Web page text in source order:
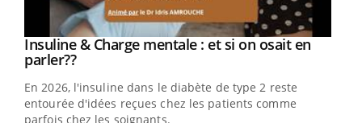
Youtube
Insuline & Charge mentale : et si on osait en
parler??Youtube
En 2026, l'insuline dans le diabète de type 2 reste
entourée d'idées reçues chez les patients comme
parfois chez les soignants.